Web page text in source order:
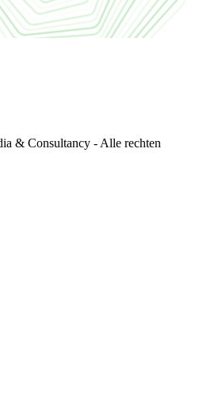
& Consultancy - Alle rechten